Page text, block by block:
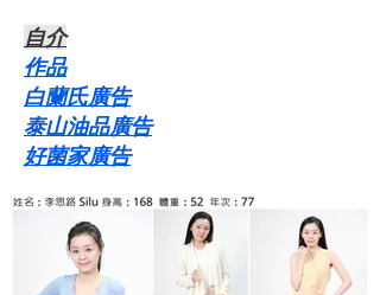
自介​
作品
白蘭氏廣告
泰山油品廣告
好菌家廣告